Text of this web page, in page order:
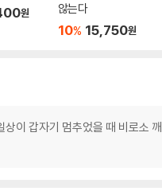
원
않는다
10% 15,750원
이 갑자기 멈추었을 때 비로소 깨